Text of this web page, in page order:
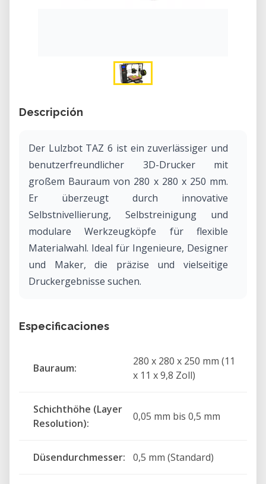
Descripción
Der Lulzbot TAZ 6 ist ein zuverlässiger und
benutzerfreundlicher 3D-Drucker mit
großem Bauraum von 280 x 280 x 250 mm.
Er überzeugt durch innovative
Selbstnivellierung, Selbstreinigung und
modulare Werkzeugköpfe für flexible
Materialwahl. Ideal für Ingenieure, Designer
und Maker, die präzise und vielseitige
Druckergebnisse suchen.
Especificaciones
Bauraum:
280 x 280 x 250 mm (11
x 11 x 9,8 Zoll)
Schichthöhe (Layer
Resolution):
0,05 mm bis 0,5 mm
Düsendurchmesser: 0,5 mm (Standard)